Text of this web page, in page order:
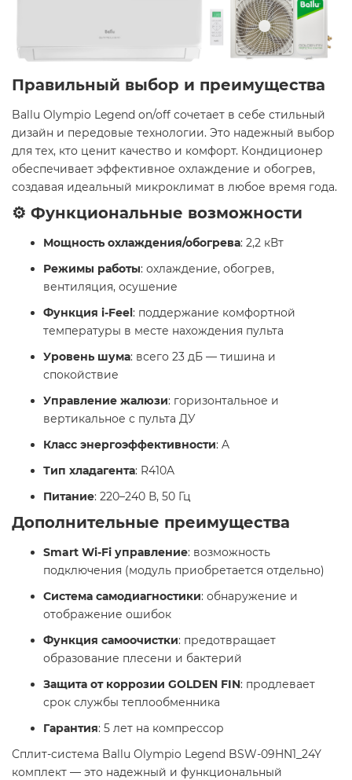
Правильный выбор и преимущества
Ballu Olympio Legend on/off сочетает в себе стильный
дизайн и передовые технологии. Это надежный выбор
для тех, кто ценит качество и комфорт. Кондиционер
обеспечивает эффективное охлаждение и обогрев,
создавая идеальный микроклимат в любое время года.​
⚙️ Функциональные возможности
Мощность охлаждения/обогрева: 2,2 кВт
Режимы работы: охлаждение, обогрев,
вентиляция, осушение
Функция i-Feel: поддержание комфортной
температуры в месте нахождения пульта
Уровень шума: всего 23 дБ — тишина и
спокойствие
Управление жалюзи: горизонтальное и
вертикальное с пульта ДУ
Класс энергоэффективности: A
Тип хладагента: R410A
Питание: 220–240 В, 50 Гц​
Дополнительные преимущества
Smart Wi-Fi управление: возможность
подключения (модуль приобретается отдельно)
Система самодиагностики: обнаружение и
отображение ошибок
Функция самоочистки: предотвращает
образование плесени и бактерий
Защита от коррозии GOLDEN FIN: продлевает
срок службы теплообменника
Гарантия: 5 лет на компрессор​
Сплит-система Ballu Olympio Legend BSW-09HN1_24Y
комплект — это надежный и функциональный